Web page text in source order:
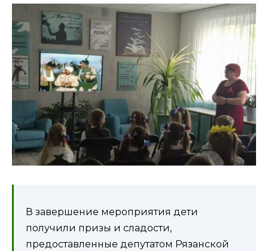
В завершение мероприятия дети
получили призы и сладости,
предоставленные депутатом Рязанской